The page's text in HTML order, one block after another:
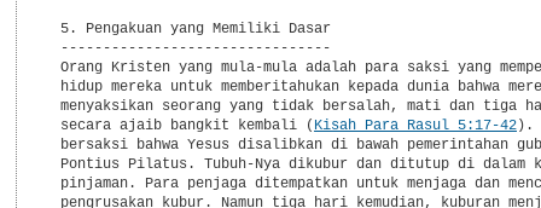
  5. Pengakuan yang Memiliki Dasar
  --------------------------------
Orang Kristen yang mula-mula adalah para saksi yang
hidup mereka untuk memberitahukan kepada dunia bahwa
menyaksikan seorang yang tidak bersalah, mati dan tiga
  secara ajaib bangkit kembali (
Kisah Para Rasul 5:17-42).
bersaksi bahwa Yesus disalibkan di bawah pemerintahan
Pontius Pilatus. Tubuh-Nya dikubur dan ditutup di dalam
pinjaman. Para penjaga ditempatkan untuk menjaga dan
pengrusakan kubur. Namun tiga hari kemudian, kuburan